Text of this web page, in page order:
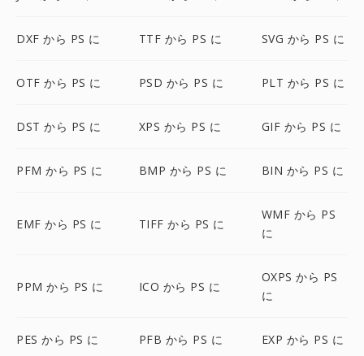
DXF から PS に TTF から PS に SVG から PS に
OTF から PS に PSD から PS に PLT から PS に
DST から PS に XPS から PS に GIF から PS に
PFM から PS に BMP から PS に BIN から PS に
EMF から PS に TIFF から PS に
WMF から PS
に
PPM から PS に ICO から PS に
OXPS から PS
に
PES から PS に PFB から PS に EXP から PS に